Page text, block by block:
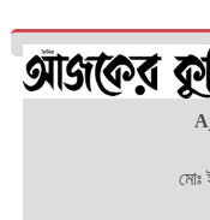
আটক ১
জুলাই
মোঃ